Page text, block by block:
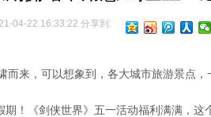
04-22 16:33:22 分享到:
而来，可以想象到，各大城市旅游景点
期！《剑侠世界》五一活动福利满满，这